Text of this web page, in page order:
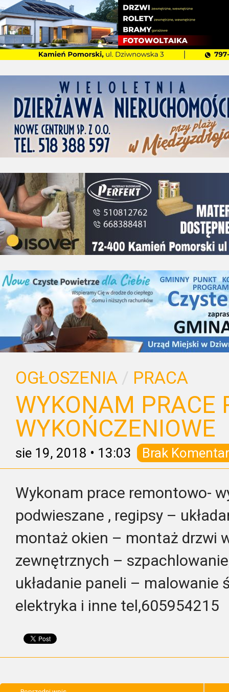
OGŁOSZENIA / PRACA
WYKONAM PRACE
WYKOŃCZENIOWE
sie 19, 2018 • 13:03 Brak
Wykonam prace remontowo-
podwieszane , regipsy –
montaż okien – montaż drzwi
zewnętrznych –
układanie paneli –
elektryka i inne tel,605954215